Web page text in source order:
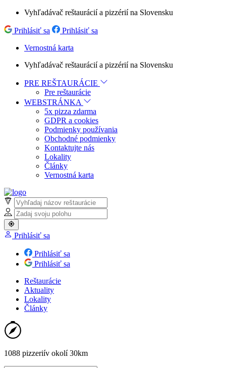
Vyhľadávač reštaurácií a pizzérií na Slovensku
Prihlásiť sa
Prihlásiť sa
Vernostná karta
Vyhľadávač reštaurácií a pizzérií na Slovensku
PRE REŠTAURÁCIE
Pre reštaurácie
WEBSTRÁNKA
5x pizza zdarma
GDPR a cookies
Podmienky používania
Obchodné podmienky
Kontaktujte nás
Lokality
Články
Vernostná karta
Prihlásiť sa
Prihlásiť sa
Prihlásiť sa
Reštaurácie
Aktuality
Lokality
Články
1088 pizzeriív okolí 30km